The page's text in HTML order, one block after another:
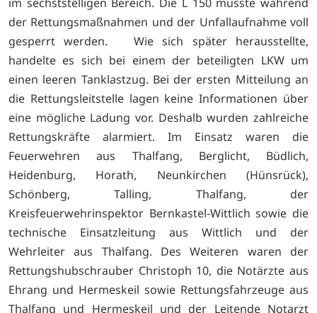
der Rettungsmaßnahmen und der Unfallaufnahme voll
gesperrt werden. Wie sich später herausstellte,
handelte es sich bei einem der beteiligten LKW um
einen leeren Tanklastzug. Bei der ersten Mitteilung an
die Rettungsleitstelle lagen keine Informationen über
eine mögliche Ladung vor. Deshalb wurden zahlreiche
Rettungskräfte alarmiert. Im Einsatz waren die
Feuerwehren aus Thalfang, Berglicht, Büdlich,
Heidenburg, Horath, Neunkirchen (Hünsrück),
Schönberg, Talling, Thalfang, der
Kreisfeuerwehrinspektor Bernkastel-Wittlich sowie die
technische Einsatzleitung aus Wittlich und der
Wehrleiter aus Thalfang. Des Weiteren waren der
Rettungshubschrauber Christoph 10, die Notärzte aus
Ehrang und Hermeskeil sowie Rettungsfahrzeuge aus
Thalfang und Hermeskeil und der Leitende Notarzt